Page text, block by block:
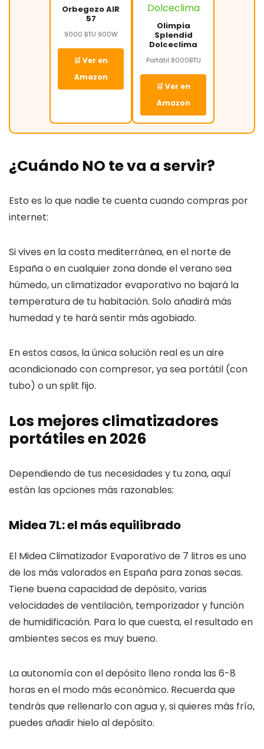
Orbegozo AIR
57
9000 BTU 900W
🛒 Ver en
Amazon
Olimpia
Splendid
Dolceclima
Portátil 8000BTU
🛒 Ver en
Amazon
¿Cuándo NO te va a servir?
Esto es lo que nadie te cuenta cuando compras por
internet:
Si vives en la costa mediterránea, en el norte de
España o en cualquier zona donde el verano sea
húmedo, un climatizador evaporativo no bajará la
temperatura de tu habitación. Solo añadirá más
humedad y te hará sentir más agobiado.
En estos casos, la única solución real es un aire
acondicionado con compresor, ya sea portátil (con
tubo) o un split fijo.
Los mejores climatizadores
portátiles en 2026
Dependiendo de tus necesidades y tu zona, aquí
están las opciones más razonables:
Midea 7L: el más equilibrado
El Midea Climatizador Evaporativo de 7 litros es uno
de los más valorados en España para zonas secas.
Tiene buena capacidad de depósito, varias
velocidades de ventilación, temporizador y función
de humidificación. Para lo que cuesta, el resultado en
ambientes secos es muy bueno.
La autonomía con el depósito lleno ronda las 6-8
horas en el modo más económico. Recuerda que
tendrás que rellenarlo con agua y, si quieres más frío,
puedes añadir hielo al depósito.